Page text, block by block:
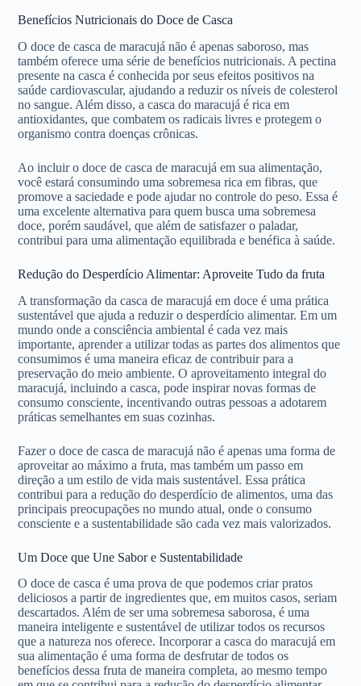
Benefícios Nutricionais do Doce de Casca
O doce de casca de maracujá não é apenas saboroso, mas
também oferece uma série de benefícios nutricionais. A pectina
presente na casca é conhecida por seus efeitos positivos na
saúde cardiovascular, ajudando a reduzir os níveis de colesterol
no sangue. Além disso, a casca do maracujá é rica em
antioxidantes, que combatem os radicais livres e protegem o
organismo contra doenças crônicas.
Ao incluir o doce de casca de maracujá em sua alimentação,
você estará consumindo uma sobremesa rica em fibras, que
promove a saciedade e pode ajudar no controle do peso. Essa é
uma excelente alternativa para quem busca uma sobremesa
doce, porém saudável, que além de satisfazer o paladar,
contribui para uma alimentação equilibrada e benéfica à saúde.
Redução do Desperdício Alimentar: Aproveite Tudo da fruta
A transformação da casca de maracujá em doce é uma prática
sustentável que ajuda a reduzir o desperdício alimentar. Em um
mundo onde a consciência ambiental é cada vez mais
importante, aprender a utilizar todas as partes dos alimentos que
consumimos é uma maneira eficaz de contribuir para a
preservação do meio ambiente. O aproveitamento integral do
maracujá, incluindo a casca, pode inspirar novas formas de
consumo consciente, incentivando outras pessoas a adotarem
práticas semelhantes em suas cozinhas.
Fazer o doce de casca de maracujá não é apenas uma forma de
aproveitar ao máximo a fruta, mas também um passo em
direção a um estilo de vida mais sustentável. Essa prática
contribui para a redução do desperdício de alimentos, uma das
principais preocupações no mundo atual, onde o consumo
consciente e a sustentabilidade são cada vez mais valorizados.
Um Doce que Une Sabor e Sustentabilidade
O doce de casca é uma prova de que podemos criar pratos
deliciosos a partir de ingredientes que, em muitos casos, seriam
descartados. Além de ser uma sobremesa saborosa, é uma
maneira inteligente e sustentável de utilizar todos os recursos
que a natureza nos oferece. Incorporar a casca do maracujá em
sua alimentação é uma forma de desfrutar de todos os
benefícios dessa fruta de maneira completa, ao mesmo tempo